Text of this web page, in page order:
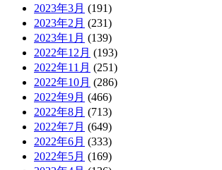
2023年3月 (191)
2023年2月 (231)
2023年1月 (139)
2022年12月 (193)
2022年11月 (251)
2022年10月 (286)
2022年9月 (466)
2022年8月 (713)
2022年7月 (649)
2022年6月 (333)
2022年5月 (169)